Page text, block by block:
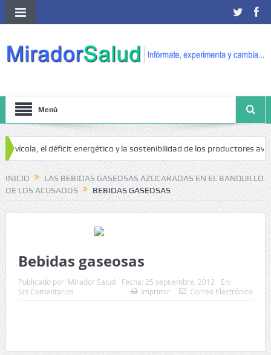
Menú
el déficit energético y la sostenibilidad de los productores
INICIO
LAS BEBIDAS GASEOSAS AZUCARADAS EN EL BANQUILLO
DE LOS ACUSADOS
BEBIDAS GASEOSAS
Bebidas gaseosas
Publicado por: Mirador Salud Fecha: 25 septiembre, 2012
En:
Sin Comentarios
Imprimir Correo Electrónico